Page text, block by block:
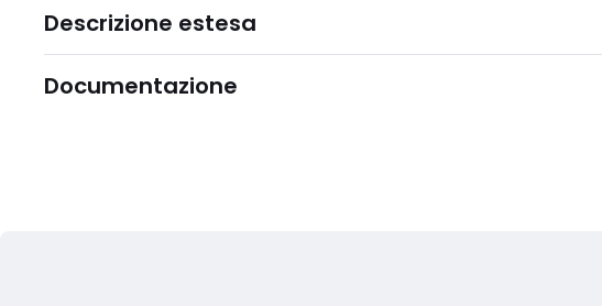
Descrizione estesa
Documentazione